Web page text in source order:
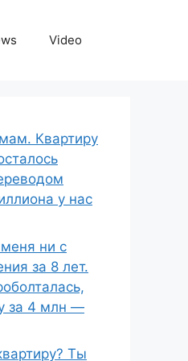
Video
Квартиру
у нас
ни с
за 8 лет.
за 4 млн —
Ты